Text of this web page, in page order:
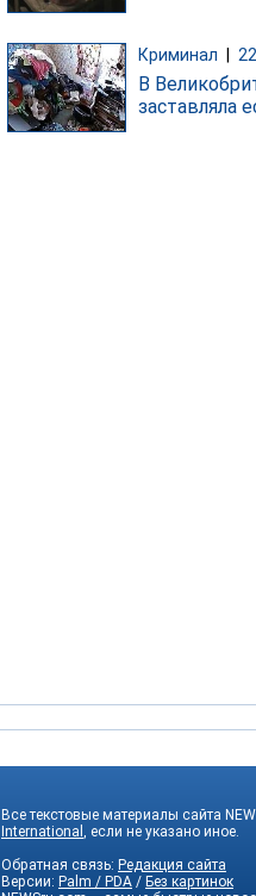
Криминал
В
заставляла
Все текстовые материалы сайта
International , если не указано иное.
Обратная связь: Редакция сайта
Версии: Palm / PDA / Без картинок